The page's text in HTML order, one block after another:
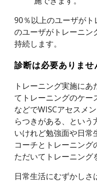
90％以上のユーザが
のユーザがトレーニン
持続します。
診断は必要ありませ
トレーニング実施に
てトレーニングのケー
などでWISCアセスメ
らつきがある、とい
いけれど勉強面や日常
コーチと トレーニン
ただいてトレーニング
日常生活にむずかしさ